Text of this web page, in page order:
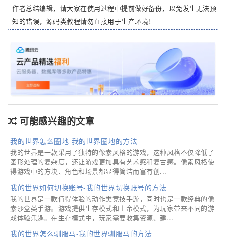
作者总结编辑，请大家在使用过程中提前做好备份，以免发生无法预
知的错误，源码类教程请勿直接用于生产环境！
可能感兴趣的文章
我的世界怎么圈地-我的世界圈地的方法
我的世界是一款采用了独特的像素风格的游戏，这种风格不仅降低了
图形处理的复杂度，还让游戏更加具有艺术感和复古感。像素风格使
得游戏中的方块、角色和场景都显得简洁而富有创...
我的世界如何切换账号-我的世界切换账号的方法
我的世界是一款值得体验的动作类竞技手游，同时也是一款经典的像
素沙盒类手游。游戏提供生存模式和上帝模式，为玩家带来不同的游
戏体验乐趣。在生存模式中，玩家需要收集资源、建...
我的世界怎么驯服马-我的世界驯服马的方法